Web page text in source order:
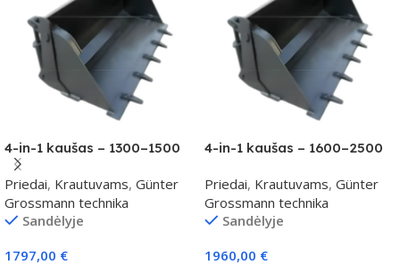
4-in-1 kaušas – 1300–1500
kg klasei
Priedai, Krautuvams, Günter
Grossmann technika
Sandėlyje
1797,00 €
4-in-1 kaušas – 1600–2500
Priedai, Krautuvams, Günter
Grossmann technika
Sandėlyje
1960,00 €